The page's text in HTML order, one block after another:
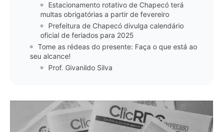
Estacionamento rotativo de Chapecó terá
multas obrigatórias a partir de fevereiro
Prefeitura de Chapecó divulga calendário
oficial de feriados para 2025
Tome as rédeas do presente: Faça o que está ao
seu alcance!
Prof. Givanildo Silva